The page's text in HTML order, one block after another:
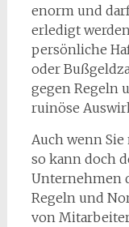
enorm und
erledigt
persönliche
oder
gegen Regeln
ruinöse
Auch wenn
so kann doch
Unternehmen
Regeln und
von